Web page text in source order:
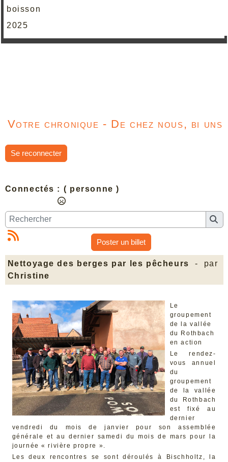
boisson
2025
Votre chronique - De chez nous, bi uns
Se reconnecter
Connectés : ( personne )
Poster un billet
Nettoyage des berges par les pêcheurs
- par
Christine
Le
groupement
de la vallée
du Rothbach
en action
Le rendez-
vous annuel
du
groupement
de la vallée
du Rothbach
est fixé au
dernier
vendredi du mois de janvier pour son assemblée
générale et au dernier samedi du mois de mars pour la
journée « rivière propre ».
Les deux rencontres se sont déroulés à Bischholtz, la